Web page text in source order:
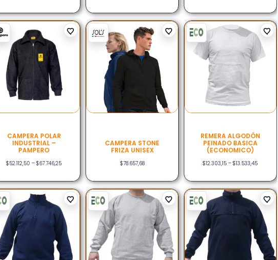
CAMPERA POLAR
INDUSTRIAL –
PAMPERO
$52.112,50 – $67.746,25
CAMPERA STONE
FRIZA UNISEX
$78.657,68
REMERA ALGODÓN
PEINADO BASICA
(ECONOMICO)
$12.303,15 – $13.533,45